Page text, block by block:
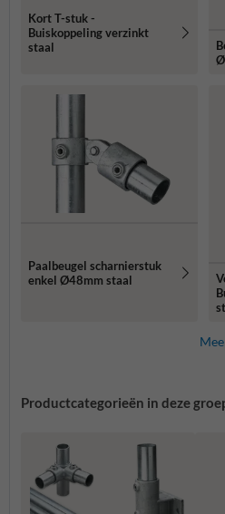
Kort T-stuk -
Buiskoppeling verzinkt
staal
Paalbeugel scharnierstuk
enkel Ø48mm staal
Productcategorieën in deze